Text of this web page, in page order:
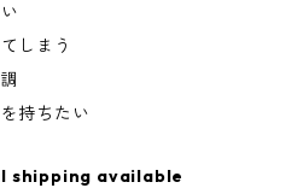
しまう
持ちたい
shipping available